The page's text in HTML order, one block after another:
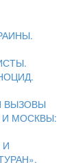
ВЫЗОВЫ
МОСКВЫ:
И